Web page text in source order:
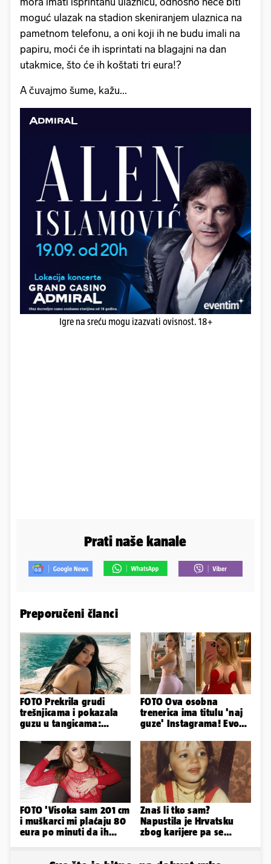
moguć ulazak na stadion skeniranjem ulaznica na
pametnom telefonu, a oni koji ih ne budu imali na
papiru, moći će ih isprintati na blagajni na dan
utakmice, što će ih koštati tri eura!?
A čuvajmo šume, kažu...
Igre na sreću mogu izazvati ovisnost. 18+
Prati naše kanale
Preporučeni članci
FOTO Prekrila grudi
trešnjicama i pokazala
guzu u tangicama:
Slavonka
FOTO Ova osobna
trenerica ima titulu 'naj
guze' Instagrama! Evo
satu...
FOTO 'Visoka sam 201 cm
i muškarci mi plaćaju 80
eura po minuti da ih
Znaš li tko sam?
Napustila je Hrvatsku
zbog karijere pa se